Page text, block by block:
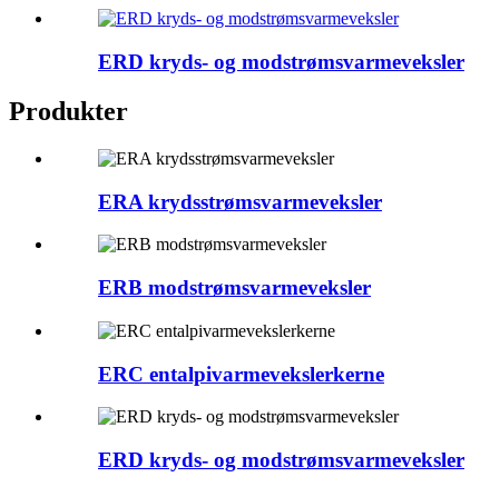
ERD kryds- og modstrømsvarmeveksler
Produkter
ERA krydsstrømsvarmeveksler
ERB modstrømsvarmeveksler
ERC entalpivarmevekslerkerne
ERD kryds- og modstrømsvarmeveksler